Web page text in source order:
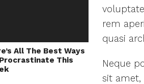
All The Best Ways
This
rem
quasi
Neque
sit amet,